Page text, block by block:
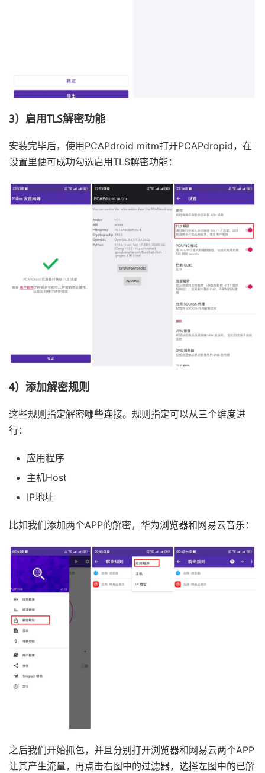
3）启用TLS解密功能
安装完毕后，使用PCAPdroid mitm打开PCAPdropid，在
设置里便可成功勾选启用TLS解密功能：
4）添加解密规则
这些规则指定解密哪些连接。规则指定可以从三个维度进
行：
应用程序
主机Host
IP地址
比如我们添加两个APP的解密，华为浏览器和网易云音乐：
之后我们开始抓包，并且分别打开浏览器和网易云两个APP
让其产生流量，再点击右图中的过滤器，选择左图中的已解